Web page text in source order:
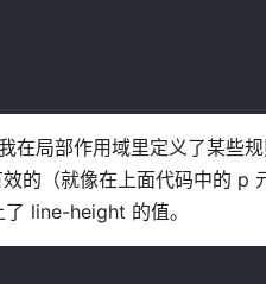
局部作用域里定义了某些
的（就像在上面代码中的
line-height 的值。